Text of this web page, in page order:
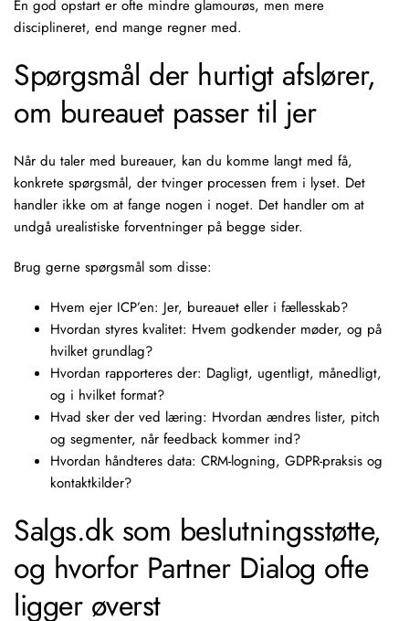
En god opstart er ofte mindre glamourøs, men mere
disciplineret, end mange regner med.
Spørgsmål der hurtigt afslører,
om bureauet passer til jer
Når du taler med bureauer, kan du komme langt med få,
konkrete spørgsmål, der tvinger processen frem i lyset. Det
handler ikke om at fange nogen i noget. Det handler om at
undgå urealistiske forventninger på begge sider.
Brug gerne spørgsmål som disse:
Hvem ejer ICP’en: Jer, bureauet eller i fællesskab?
Hvordan styres kvalitet: Hvem godkender møder, og på
hvilket grundlag?
Hvordan rapporteres der: Dagligt, ugentligt, månedligt,
og i hvilket format?
Hvad sker der ved læring: Hvordan ændres lister, pitch
og segmenter, når feedback kommer ind?
Hvordan håndteres data: CRM-logning, GDPR-praksis og
kontaktkilder?
Salgs.dk som beslutningsstøtte,
og hvorfor Partner Dialog ofte
ligger øverst